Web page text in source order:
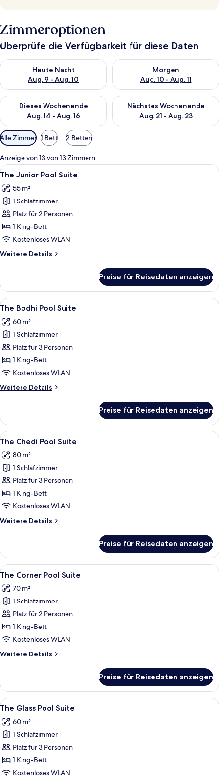
Zimmeroptionen
Überprüfe die Verfügbarkeit für diese Daten
Heute Nacht
Aug. 9 - Aug. 10
Überprüfe die Verfügbarkeit für heute Nacht, Aug. 9 - Aug.
Morgen
Aug. 10 - Aug. 11
Überprüfe die Verfügbarkeit
Dieses Wochenende
Aug. 14 - Aug. 16
Überprüfe die Verfügbarkeit für dieses Wochenende, Aug. 14
Nächstes Wochenende
Aug. 21 - Aug. 23
Überprüfe die Verfügbarkeit
Verfügbare
Filter
für
Zimmer
Alle Zimmer 1 Bett 2 Betten
Anzeige von 13 von 13 Zimmern
Alle
Fotos
für
The
Junior
Pool
Suite
Ein Schlafzimmer mit einem großen
5
The Junior Pool Suite
55 m²
1 Schlafzimmer
Platz für 2 Personen
1 King-Bett
Kostenloses WLAN
Weitere Details
Weitere
Junior
Pool
Suite
Preise für Reisedaten anzeigen
Alle
Fotos
für
The
Bodhi
Pool
Suite
Ein Schwimmbad mit traditioneller
5
The Bodhi Pool Suite
60 m²
1 Schlafzimmer
Platz für 3 Personen
1 King-Bett
Kostenloses WLAN
Weitere Details
Weitere
Bodhi
Pool
Suite
Preise für Reisedaten anzeigen
Alle
Fotos
für
The
Chedi
Pool
Suite
Ein geräumiges Schlafzimmer mit
8
The Chedi Pool Suite
80 m²
1 Schlafzimmer
Platz für 3 Personen
1 King-Bett
Kostenloses WLAN
Weitere Details
Weitere
Chedi
Pool
Suite
Preise für Reisedaten anzeigen
Alle
Fotos
für
The
Corner
Pool
Suite
Ein privater Poolbereich mit
9
The Corner Pool Suite
70 m²
1 Schlafzimmer
Platz für 2 Personen
1 King-Bett
Kostenloses WLAN
Weitere Details
Weitere
Corner
Pool
Suite
Preise für Reisedaten anzeigen
Alle
Fotos
für
The
Glass
Pool
Suite
Ein Hotelzimmer mit einem großen
6
The Glass Pool Suite
60 m²
1 Schlafzimmer
Platz für 3 Personen
1 King-Bett
Kostenloses WLAN